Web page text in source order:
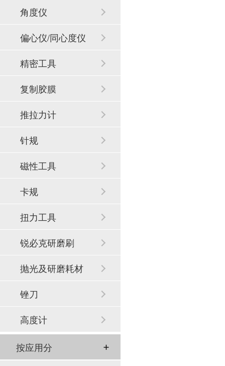
角度仪
偏心仪/同心度仪
精密工具
复制胶膜
推拉力计
针规
磁性工具
卡规
扭力工具
锐必克研磨刷
抛光及研磨耗材
锉刀
高度计
按应用分